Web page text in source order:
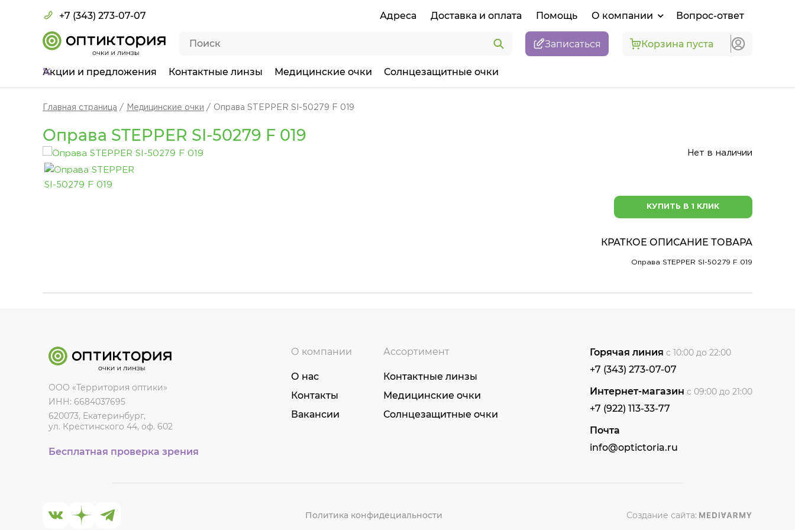
+7 (343) 273-07-07 Адреса Доставка и оплата Помощь О компании Вопрос-ответ
Записаться Корзина пуста
Акции и предложения Контактные линзы Медицинские очки Солнцезащитные очки
Главная страница Медицинские очки Оправа STEPPER SI-50279 F 019
Оправа STEPPER SI-50279 F 019
Нет в наличии
КУПИТЬ В 1 КЛИК
КРАТКОЕ ОПИСАНИЕ ТОВАРА
Оправа STEPPER SI-50279 F 019
ООО «Территория оптики»
ИНН: 6684037695
620073, Екатеринбург,
ул. Крестинского 44, оф. 602
Бесплатная проверка зрения
О компании
О нас
Контакты
Вакансии
Ассортимент
Контактные линзы
Медицинские очки
Солнцезащитные очки
Горячая линия с 10:00 до 22:00
+7 (343) 273-07-07
Интернет-магазин с 09:00 до 21:00
+7 (922) 113-33-77
Почта
info@optictoria.ru
Политика конфидециальности Создание сайта: